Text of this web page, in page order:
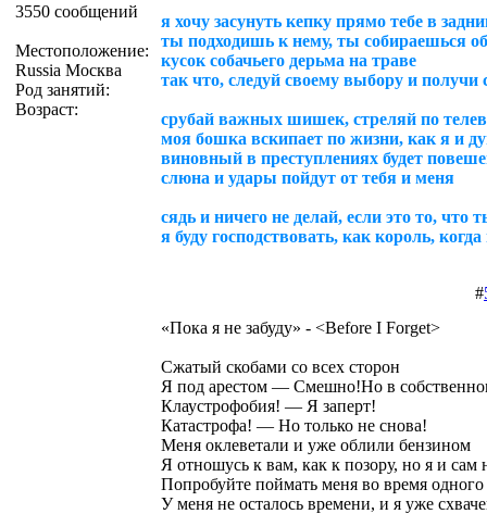
3550 сообщений
Местоположение:
Russia Москва
Род занятий:
Возраст:
я хочу засунуть кепку прямо тебе в
ты подходишь к нему, ты собираешься
кусок собачьего дерьма на траве
так что, следуй своему выбору и получи
срубай важных шишек, стреляй по
моя бошка вскипает по жизни, как я и
виновный в преступлениях будет
слюна и удары пойдут от тебя и меня
сядь и ничего не делай, если это то, что
я буду господствовать, как король,
#
«Пока я не забуду» - <Before I Forget>
Сжатый скобами со всех сторон
Я под арестом — Смешно!Но в
Клаустрофобия! — Я заперт!
Катастрофа! — Но только не снова!
Меня оклеветали и уже облили бензином
Я отношусь к вам, как к позору, но я и сам
Попробуйте поймать меня во время
У меня не осталось времени, и я уже